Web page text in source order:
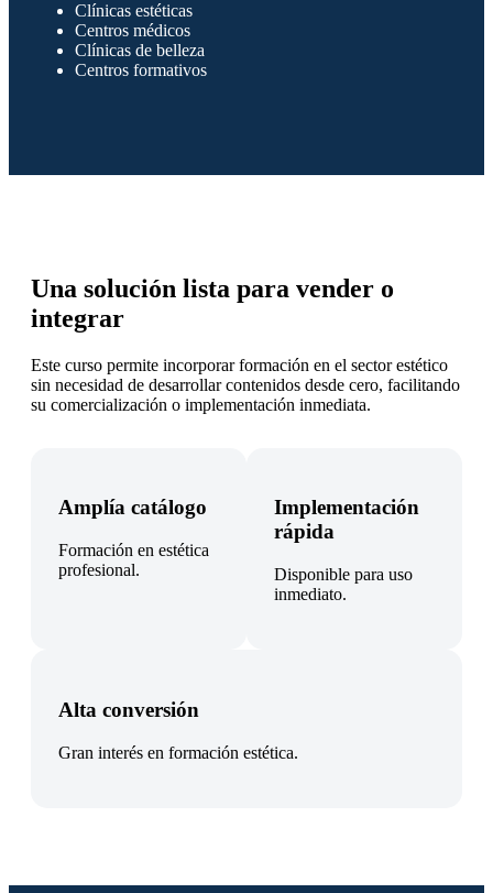
Clínicas estéticas
Centros médicos
Clínicas de belleza
Centros formativos
Una solución lista para vender o
integrar
Este curso permite incorporar formación en el sector estético
sin necesidad de desarrollar contenidos desde cero, facilitando
su comercialización o implementación inmediata.
Amplía catálogo
Formación en estética
profesional.
Implementación
rápida
Disponible para uso
inmediato.
Alta conversión
Gran interés en formación estética.